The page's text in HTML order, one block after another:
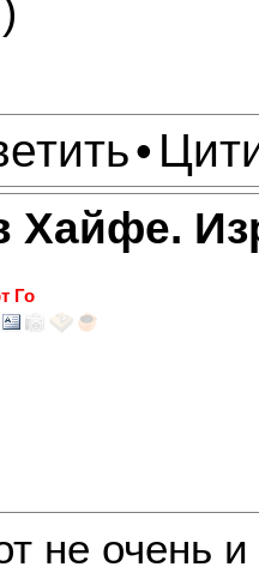
•
Хайфе.
Го
не очень